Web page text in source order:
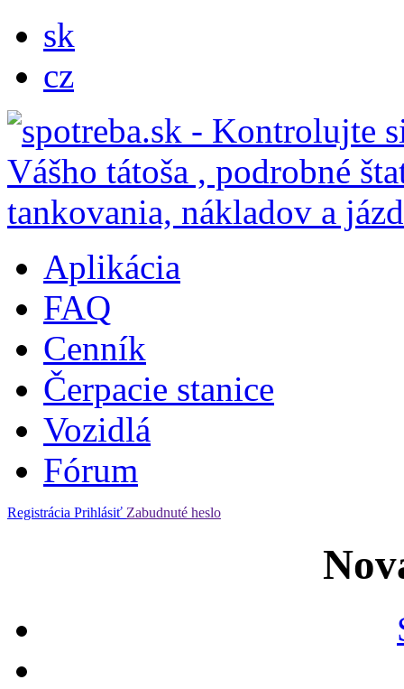
sk
cz
Aplikácia
FAQ
Cenník
Čerpacie stanice
Vozidlá
Fórum
Registrácia Prihlásiť Zabudnuté heslo